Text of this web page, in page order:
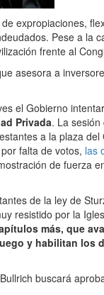
expropiaciones,
Pese a la
frente al
asesora a
el Gobierno
Privada. La
a la plaza
por falta de votos, las
de fuerza
de la ley de
resistido por la
más, que
y habilitan los
buscará